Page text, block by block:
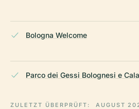
Bologna Welcome
Parco dei Gessi Bolognesi e
ZULETZT ÜBERPRÜFT: AUGUST